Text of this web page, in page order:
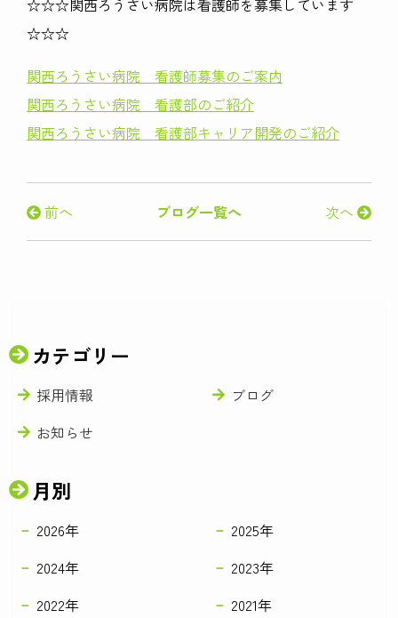
☆☆☆関西ろうさい病院は看護師を募集しています
☆☆☆
関西ろうさい病院 看護師募集のご案内
関西ろうさい病院 看護部のご紹介
関西ろうさい病院 看護部キャリア開発のご紹介
前へ 次へ
ブログ一覧へ
カテゴリー
採用情報
ブログ
お知らせ
月別
2026年
2025年
2024年
2023年
2022年
2021年